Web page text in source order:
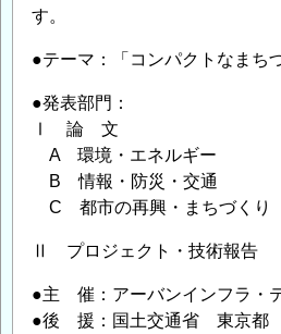
延
し
ま
た】
の
す。
●テーマ：「コンパクトなまち
●発表部門：
Ⅰ 論 文
A 環境・エネルギー
B 情報・防災・交通
C 都市の再興・まちづくり
Ⅱ プロジェクト・技術報告
●主 催：アーバンインフラ・
●後 援：国土交通省 東京都